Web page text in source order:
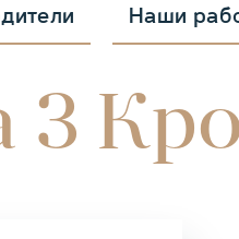
Наши
3